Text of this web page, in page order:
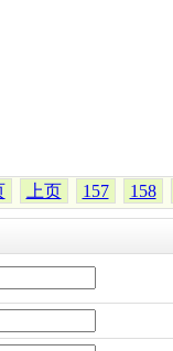
上页 157 158